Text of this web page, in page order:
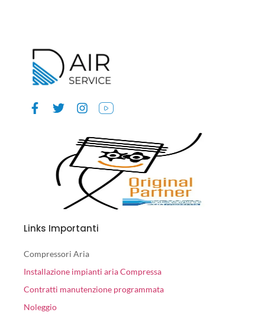
Links Importanti
Compressori Aria
Installazione impianti aria Compressa
Contratti manutenzione programmata
Noleggio